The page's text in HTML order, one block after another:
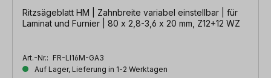
Ritzsägeblatt HM | Zahnbreite variabel einstellbar | für
Laminat und Furnier | 80 x 2,8-3,6 x 20 mm, Z12+12 WZ
Art.-Nr.: FR-LI16M-GA3
Auf Lager, Lieferung in 1-2 Werktagen